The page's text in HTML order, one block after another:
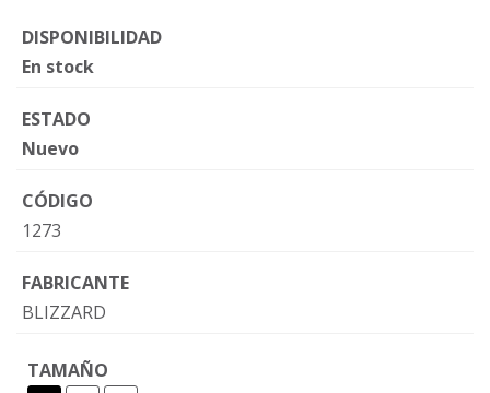
DISPONIBILIDAD
En stock
ESTADO
Nuevo
CÓDIGO
1273
FABRICANTE
BLIZZARD
TAMAÑO